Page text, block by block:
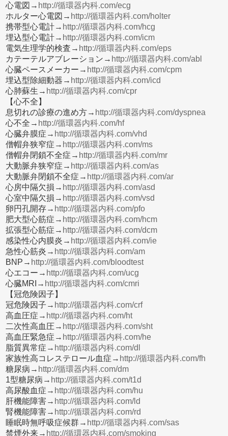
心電図→ http://循環器内科.com/ecg
ホルター心電図→ http://循環器内科.com/holter
携帯型心電計→ http://循環器内科.com/hcg
埋込型心電計→ http://循環器内科.com/icm
電気生理学的検査→ http://循環器内科.com/eps
カテーテルアブレーション→ http://循環器内科.com/abl
心臓ペースメーカー→ http://循環器内科.com/cpm
埋込型除細動器→ http://循環器内科.com/icd
心肺蘇生→ http://循環器内科.com/cpr
【心不全】
息切れの診療の進め方→ http://循環器内科.com/dyspnea
心不全→ http://循環器内科.com/hf
心臓弁膜症→ http://循環器内科.com/vhd
僧帽弁狭窄症→ http://循環器内科.com/ms
僧帽弁閉鎖不全症→ http://循環器内科.com/mr
大動脈弁狭窄症→ http://循環器内科.com/as
大動脈弁閉鎖不全症→ http://循環器内科.com/ar
心房中隔欠損→ http://循環器内科.com/asd
心室中隔欠損→ http://循環器内科.com/vsd
卵円孔開存→ http://循環器内科.com/pfo
肥大型心筋症→ http://循環器内科.com/hcm
拡張型心筋症→ http://循環器内科.com/dcm
感染性心内膜炎→ http://循環器内科.com/ie
急性心筋炎→ http://循環器内科.com/am
BNP→ http://循環器内科.com/bloodtest
心エコー→ http://循環器内科.com/ucg
心臓MRI→ http://循環器内科.com/cmri
【冠危険因子】
冠危険因子→ http://循環器内科.com/crf
高血圧症→ http://循環器内科.com/ht
二次性高血圧→ http://循環器内科.com/sht
高血圧緊急症→ http://循環器内科.com/he
脂質異常症→ http://循環器内科.com/dl
家族性高コレステロール血症→ http://循環器内科.com/fh
糖尿病→ http://循環器内科.com/dm
1型糖尿病→ http://循環器内科.com/t1d
高尿酸血症→ http://循環器内科.com/hu
肝機能障害→ http://循環器内科.com/ld
腎機能障害→ http://循環器内科.com/rd
睡眠時無呼吸症候群→ http://循環器内科.com/sas
禁煙外来→ http://循環器内科.com/smoking